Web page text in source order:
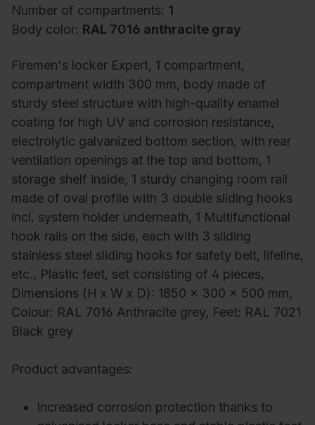
Number of compartments: 1
Body color: RAL 7016 anthracite gray
Firemen's locker Expert, 1 compartment,
compartment width 300 mm, body made of
sturdy steel structure with high-quality enamel
coating for high UV and corrosion resistance,
electrolytic galvanized bottom section, with rear
ventilation openings at the top and bottom, 1
storage shelf inside, 1 sturdy changing room rail
made of oval profile with 3 double sliding hooks
incl. system holder underneath, 1 Multifunctional
hook rails on the side, each with 3 sliding
stainless steel sliding hooks for safety belt, lifeline,
etc., Plastic feet, set consisting of 4 pieces,
Dimensions (H x W x D): 1850 x 300 x 500 mm,
Colour: RAL 7016 Anthracite grey, Feet: RAL 7021
Black grey
Product advantages:
Increased corrosion protection thanks to